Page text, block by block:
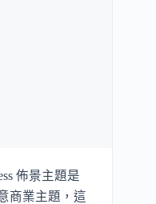
佈景主題是
商業主題，這